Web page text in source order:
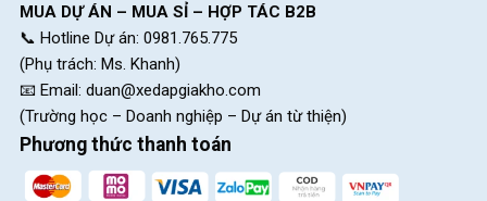
MUA DỰ ÁN – MUA SỈ – HỢP TÁC B2B
📞 Hotline Dự án: 0981.765.775
(Phụ trách: Ms. Khanh)
📧 Email: duan@xedapgiakho.com
(Trường học – Doanh nghiệp – Dự án từ thiện)
Phương thức thanh toán